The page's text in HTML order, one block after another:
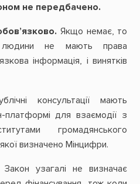
не передбачено.
Якщо немає, то
людини не мають права
інформація, і винятків
консультації мають
платформі для взаємодії з
громадянського
визначено Мінцифри.
Закон узагалі не визначає